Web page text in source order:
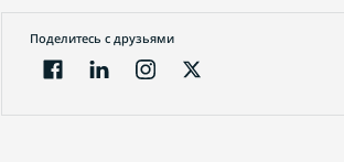
Поделитесь с друзьями